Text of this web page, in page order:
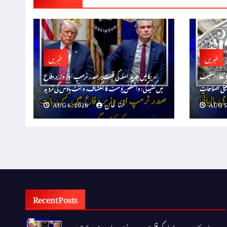
خبریں
امریکا میں جدید اسلہ کی قلت پر صدر ٹرمپ اور وزیر دفاع
میں کشیدگی: واشنگٹن پوسٹ کا انکشاف، وائٹ ہاؤس کی تردید
AUG 6, 2026
حنا خان
خبریں
نفاذ: اسٹیٹ
AUG
Recent Posts